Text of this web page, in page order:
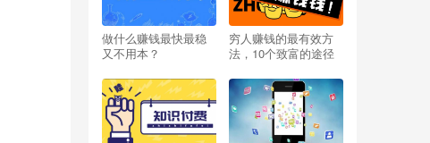
做什么赚钱最快最稳
又不用本？
穷人赚钱的最有效方
法，10个致富的途径